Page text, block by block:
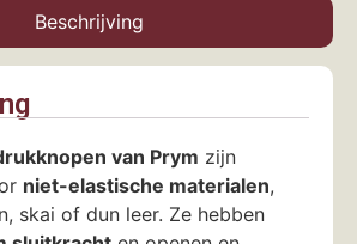
Beschrijving
van Prym zijn
niet-elastische materialen,
skai of dun leer. Ze hebben